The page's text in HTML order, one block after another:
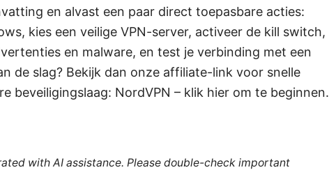
en alvast een paar direct toepasbare acties:
kies een veilige VPN-server, activeer de kill switch,
en malware, en test je verbinding met een
de slag? Bekijk dan onze affiliate-link voor snelle
beveiligingslaag: NordVPN – klik hier om te beginnen.
with AI assistance. Please double-check important